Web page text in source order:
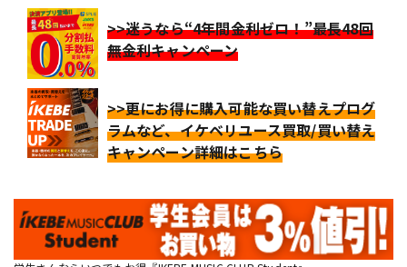
>>迷うなら“4年間金利ゼロ！”最長48回
無金利キャンペーン
>>更にお得に購入可能な買い替えプログ
ラムなど、イケベリユース買取/買い替え
キャンペーン詳細はこちら